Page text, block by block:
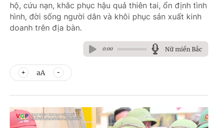
hộ, cứu nạn, khắc phục hậu quả thiên tai, ổn định tình
hình, đời sống người dân và khôi phục sản xuất kinh
doanh trên địa bàn.
0:00 Nữ miền Bắc
aA